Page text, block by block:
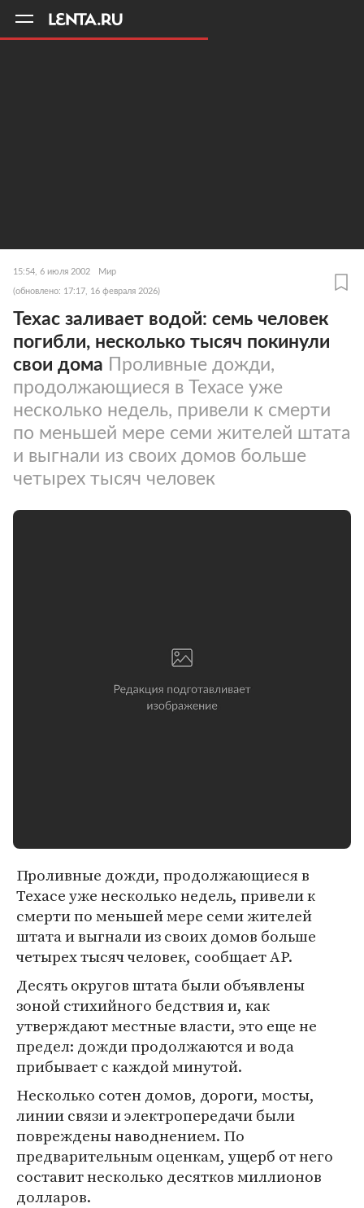
15:54, 6 июля 2002 Мир
(обновлено: 17:17, 16 февраля 2026)
Техас заливает водой: семь человек
погибли, несколько тысяч покинули
свои дома Проливные дожди,
продолжающиеся в Техасе уже
несколько недель, привели к смерти
по меньшей мере семи жителей штата
и выгнали из своих домов больше
четырех тысяч человек
Проливные дожди, продолжающиеся в
Техасе уже несколько недель, привели к
смерти по меньшей мере семи жителей
штата и выгнали из своих домов больше
четырех тысяч человек, сообщает АР.
Десять округов штата были объявлены
зоной стихийного бедствия и, как
утверждают местные власти, это еще не
предел: дожди продолжаются и вода
прибывает с каждой минутой.
Несколько сотен домов, дороги, мосты,
линии связи и электропередачи были
повреждены наводнением. По
предварительным оценкам, ущерб от него
составит несколько десятков миллионов
долларов.